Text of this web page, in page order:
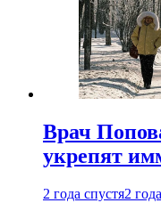
Врач
укрепят
2 года спустя2